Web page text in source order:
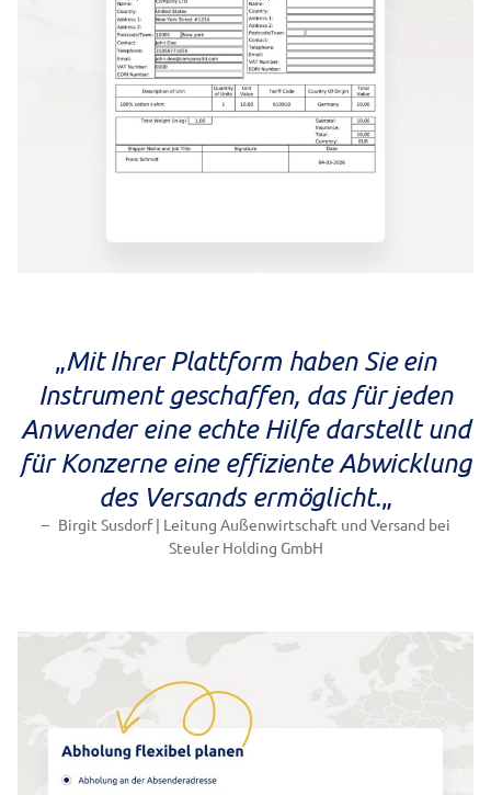
„Mit Ihrer Plattform haben Sie ein
Instrument geschaffen, das für jeden
Anwender eine echte Hilfe darstellt und
für Konzerne eine effiziente Abwicklung
des Versands ermöglicht.„
Birgit Susdorf | Leitung Außenwirtschaft und Versand bei
Steuler Holding GmbH